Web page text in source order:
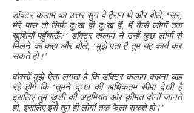
डॉक्टर कलाम का उत्तर सुन वे हैरान थे और बोले, ‘सर,
मेरे पास तो सिर्फ़ दुःख ही दुःख हैं, मैं कैसे लोगों तक
ख़ुशियाँ पहुँचाऊँ?’ डॉक्टर कलाम ने उन्हें कुछ लोगों से
मिलने का कहा और बोले, ‘मुझे पता है तुम यह कार्य कर
सकते हो।’
दोस्तों मुझे ऐसा लगता है कि डॉक्टर कलाम कहना चाह
रहे होंगे कि ‘तुमने दुःख की अधिकतम सीमा देखी है
इसलिए तुम ख़ुशी की अहमियत और क़ीमत दोनों जानते
हो, इसलिए इसे तुम ही लोगों तक फैला सकते हो।’